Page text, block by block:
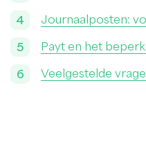
Journaalposten:
Payt en het
Veelgestelde